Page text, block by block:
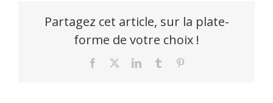
Partagez cet article, sur la plate-
forme de votre choix !
Facebook LinkedInTumblr